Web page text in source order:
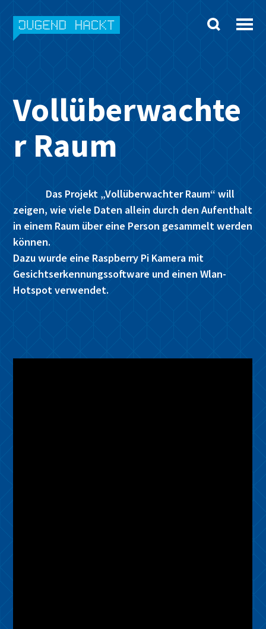
Skip
to
Vollüberwachte
r Raum
Das Projekt „Vollüberwachter Raum“ will
zeigen, wie viele Daten allein durch den Aufenthalt
in einem Raum über eine Person gesammelt werden
können.
Dazu wurde eine Raspberry Pi Kamera mit
Gesichtserkennungssoftware und einen Wlan-
Hotspot verwendet.